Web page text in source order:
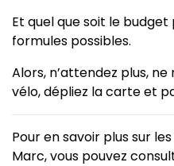
Et quel que soit le
formules possibles.
Alors, n’attendez plus,
vélo, dépliez la carte et
Pour en savoir plus sur
Marc, vous pouvez